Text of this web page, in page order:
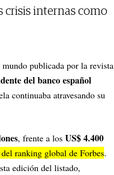
crisis internas como
publicada por la revista
del banco español
continuaba atravesando su
, frente a los US$ 4.400
ranking global de Forbes.
edición del listado,